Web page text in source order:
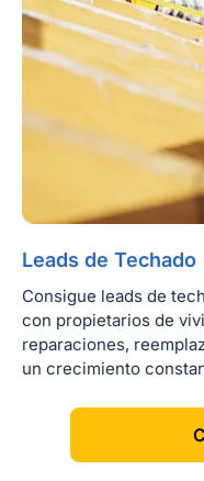
Leads de Techado
Consigue leads de
con propietarios de
reparaciones,
un crecimiento
[